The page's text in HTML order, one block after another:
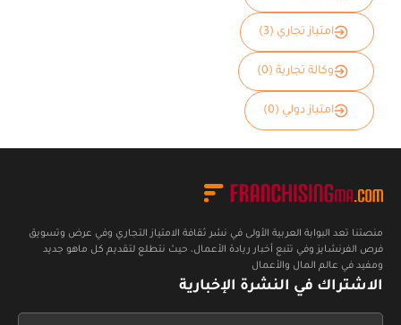
امتياز تجاري (3)
وكالة تجارية (0)
امتياز دولي (0)
منصتنا تعد البوابة العربية الأولى في نشر ثقافة الامتياز التجاري وفي عرض وتسويق
فرص الفرنشايز وفي تتبع أخبار ريادة الأعمال، حيث نتطلع لتقديم كل ماهو جديد
ومفيد في عالم المال والأعمال
الاشتراك في النشرة الإخبارية